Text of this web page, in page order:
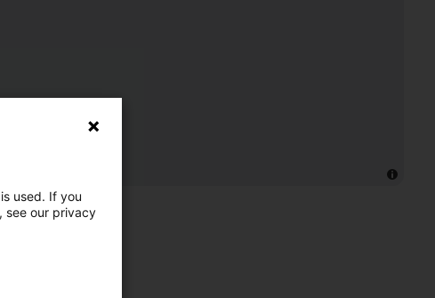
used. If you
see our privacy